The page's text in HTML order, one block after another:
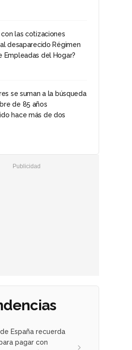
con las cotizaciones
desaparecido Régimen
Empleadas del Hogar?
se suman a la búsqueda
de 85 años
hace más de dos
España recuerda
pagar con